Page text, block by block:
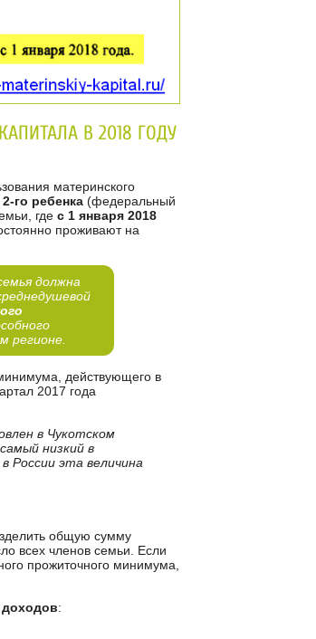
В 2018 ГОДУ
материнского
го ребенка(федеральный
где с 1 января 2018
проживают на
должна
регионе.
действующего в
2017 года
в Чукотском
низкий в
России эта величина
общую сумму
всех членов семьи. Если
прожиточного минимума,
: